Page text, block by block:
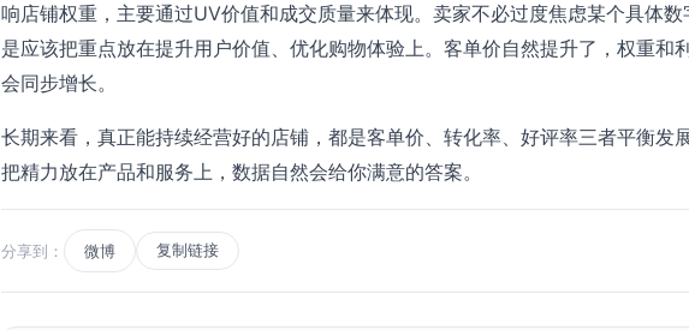
响店铺权重，主要通过UV价值和成交质量来体现。卖家不必过度焦虑某个具体数
是应该把重点放在提升用户价值、优化购物体验上。客单价自然提升了，权重和
会同步增长。
长期来看，真正能持续经营好的店铺，都是客单价、转化率、好评率三者平衡发展
把精力放在产品和服务上，数据自然会给你满意的答案。
分享到： 微博 复制链接